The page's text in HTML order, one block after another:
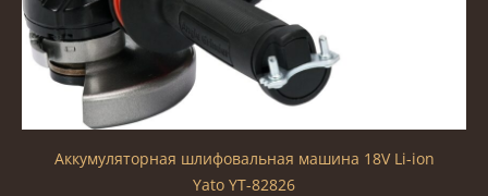
Аккумуляторная шлифовальная машина 18V Li-ion
Yato YT-82826